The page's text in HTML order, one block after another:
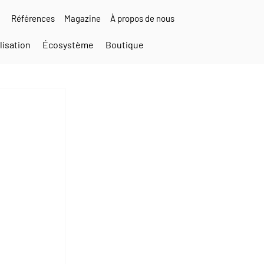
Références Magazine À propos de nous
Écosystème Boutique